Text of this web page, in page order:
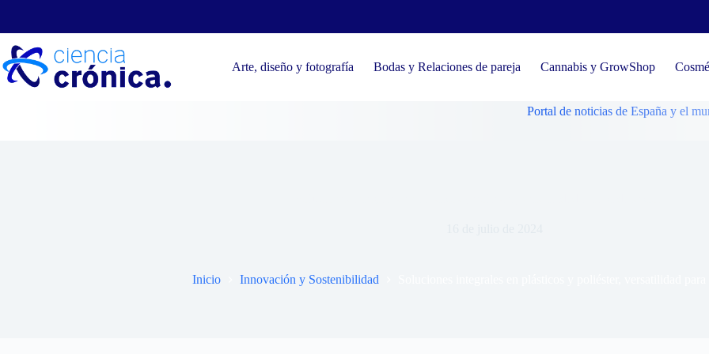
contenido
Arte, diseño y fotografía Bodas y Relaciones de pareja Cannabis y GrowShop
Portal de noticias de España y el mundo,
Inicio Innovación y Sostenibilidad